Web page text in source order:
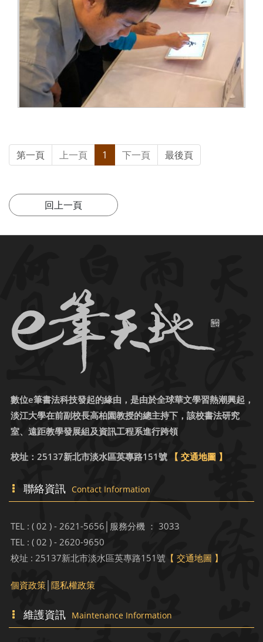
第一頁 上一頁 1 下一頁 最後頁
數位e筆書法科技發起的緣由，是由於全球華文學習熱潮興起，
淡江大學在前副校長高柏園教授的總主持下，該校書法研究
室、遠距教學發展組及資訊工程系進行跨領
校址：25137新北市淡水區英專路151號 【 交通地圖 】
聯絡資訊 Contact Information
TEL : ( 02 ) - 2621-5656│服務分機 ： 3033
TEL : ( 02 ) - 2620-9650
校址 : 25137新北市淡水區英專路151號 【 交通地圖 】
個資政策│ 隱私權政策
維護資訊 Maintenance Information